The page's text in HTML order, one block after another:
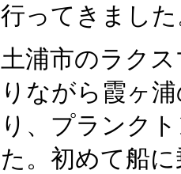
行ってきまし
土浦市のラク
りながら霞ヶ
り、プランク
た。初めて船